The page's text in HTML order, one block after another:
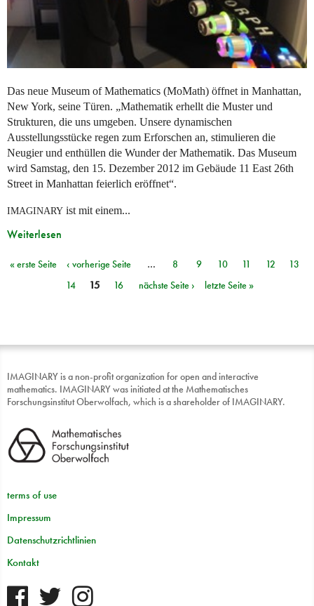
Das neue Museum of Mathematics (MoMath) öffnet in Manhattan,
New York, seine Türen. „Mathematik erhellt die Muster und
Strukturen, die uns umgeben. Unsere dynamischen
Ausstellungsstücke regen zum Erforschen an, stimulieren die
Neugier und enthüllen die Wunder der Mathematik. Das Museum
wird Samstag, den 15. Dezember 2012 im Gebäude 11 East 26th
Street in Manhattan feierlich eröffnet“.
IMAGINARY ist mit einem...
Weiterlesen
Seiten
« erste Seite ‹ vorherige Seite … 8 9 10 11 12
13
14
15 16 nächste Seite › letzte Seite »
IMAGINARY is a non-profit organization for open and interactive
mathematics. IMAGINARY was initiated at the Mathematisches
Forschungsinstitut Oberwolfach, which is a shareholder of IMAGINARY.
terms of use
Impressum
Datenschutzrichtlinien
Kontakt